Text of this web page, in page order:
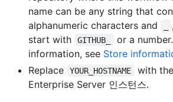
name can be any string that
alphanumeric characters and
start with
GITHUB_
or a
information, see Store
Replace
YOUR_HOSTNAME
with
Enterprise Server 인스턴스.